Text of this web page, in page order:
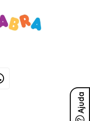
Ajuda